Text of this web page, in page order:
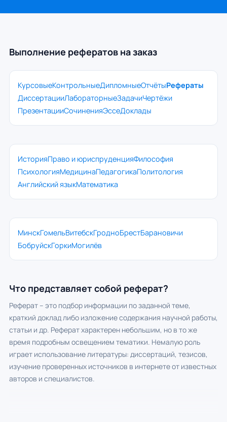
Выполнение рефератов на заказ
КурсовыеКонтрольныеДипломныеОтчётыРефераты
ДиссертацииЛабораторныеЗадачиЧертёжи
ПрезентацииСочиненияЭссеДоклады
ИсторияПраво и юриспруденцияФилософия
ПсихологияМедицинаПедагогикаПолитология
Английский языкМатематика
МинскГомельВитебскГродноБрестБарановичи
БобруйскГоркиМогилёв
Что представляет собой реферат?
Реферат – это подбор информации по заданной теме,
краткий доклад либо изложение содержания научной работы,
статьи и др. Реферат характерен небольшим, но в то же
время подробным освещением тематики. Немалую роль
играет использование литературы: диссертаций, тезисов,
изучение проверенных источников в интернете от известных
авторов и специалистов.